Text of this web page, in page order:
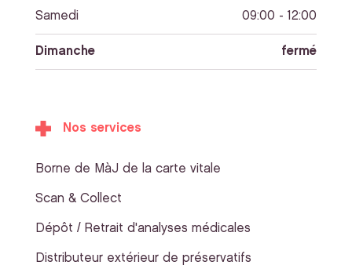
Samedi 09:00 - 12:00
Dimanche fermé
Nos services
Borne de MàJ de la carte vitale
Scan & Collect
Dépôt / Retrait d'analyses médicales
Distributeur extérieur de préservatifs